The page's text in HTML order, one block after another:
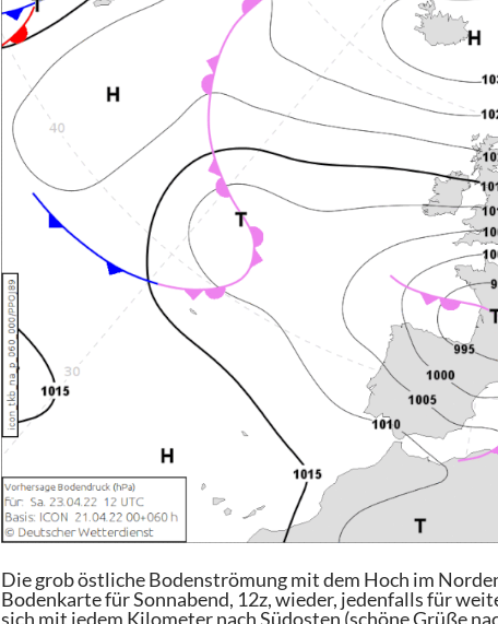
Die grob östliche Bodenströmung mit dem Hoch im
Bodenkarte für Sonnabend, 12z, wieder, jedenfalls für
sich mit jedem Kilometer nach Südosten (schöne Grüße